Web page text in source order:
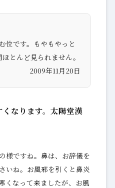
位です。もやもやっと
とんど見られません。
2009年11月20日
なります。太陽堂漢
様ですね。鼻は、お辞儀を
いね。お風邪を引くと鼻炎
くなって来ましたが、お風